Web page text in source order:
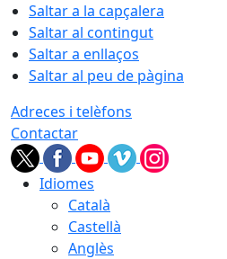
Saltar a la capçalera
Saltar al contingut
Saltar a enllaços
Saltar al peu de pàgina
Adreces i telèfons
Contactar
Idiomes
Català
Castellà
Anglès